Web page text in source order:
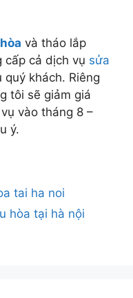
và tháo lắp
cấp cả dịch vụ sửa
quý khách. Riêng
tôi sẽ giảm giá
vào tháng 8 –
ý.
tai ha noi
hòa tại hà nội